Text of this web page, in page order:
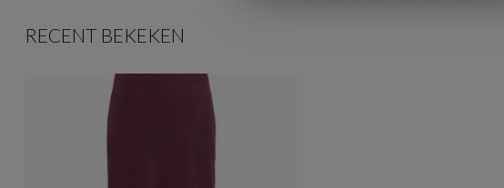
RECENT BEKEKEN